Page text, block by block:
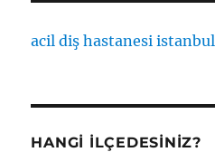
acil diş hastanesi istanbul
HANGI İLÇEDESINIZ?